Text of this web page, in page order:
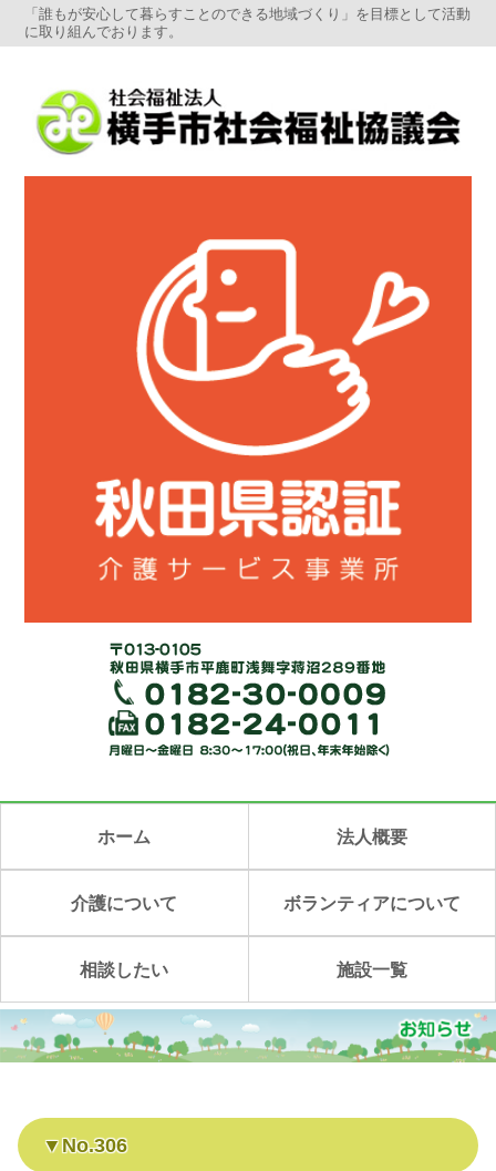
「誰もが安心して暮らすことのできる地域づくり」を目標として活動
に取り組んでおります。
ホーム 法人概要
介護について ボランティアについて
相談したい 施設一覧
No.306